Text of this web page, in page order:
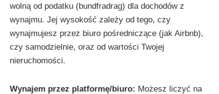
wolną od podatku (bundfradrag) dla dochodów z
wynajmu. Jej wysokość zależy od tego, czy
wynajmujesz przez biuro pośredniczące (jak Airbnb),
czy samodzielnie, oraz od wartości Twojej
nieruchomości.
Wynajem przez platformę/biuro: Możesz liczyć na